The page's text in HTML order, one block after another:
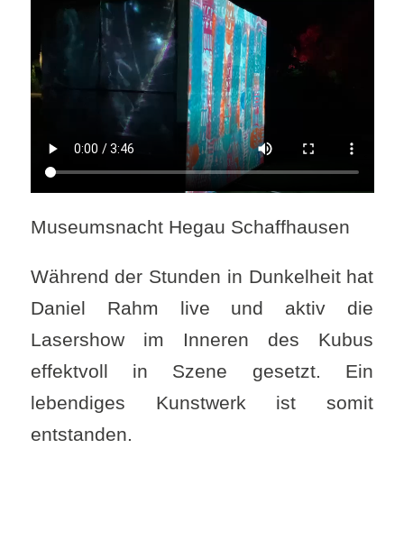
Museumsnacht Hegau Schaffhausen
Während der Stunden in Dunkelheit hat
Daniel Rahm live und aktiv die
Lasershow im Inneren des Kubus
effektvoll in Szene gesetzt. Ein
lebendiges Kunstwerk ist somit
entstanden.